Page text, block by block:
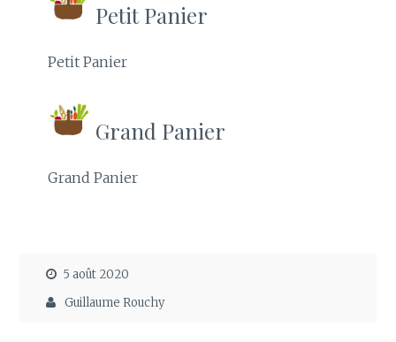
Petit Panier
Petit Panier
Grand Panier
Grand Panier
5 août 2020
Guillaume Rouchy